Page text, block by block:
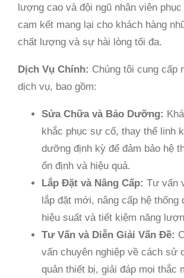
lượng cao và đội ngũ nhân viên
cam kết mang lại cho khách hàng
chất lượng và sự hài lòng tối đa.
Dịch Vụ Chính: Chúng tôi cung cấp
dịch vụ, bao gồm:
Sửa Chữa và Bảo Dưỡng:
khắc phục sự cố, thay thế linh
dưỡng định kỳ để đảm bảo hệ
ổn định và hiệu quả.
Lắp Đặt và Nâng Cấp: Tư vấn
lắp đặt mới, nâng cấp hệ thống
hiệu suất và tiết kiệm năng
Tư Vấn và Diễn Giải Vấn Đề:
vấn chuyên nghiệp về cách sử
quản thiết bị, giải đáp mọi thắc